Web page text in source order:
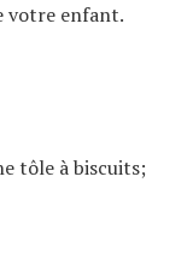
votre enfant.
tôle à biscuits;